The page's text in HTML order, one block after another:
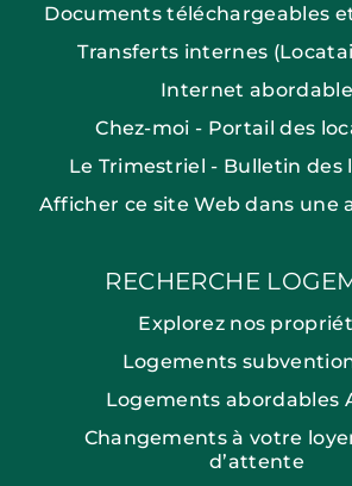
Documents téléchargeables
Transferts internes
Internet abordable
Chez-moi - Portail des
Le Trimestriel - Bulletin des
Afficher ce site Web dans une
RECHERCHE
Explorez nos
Logements
Logements abordables
Changements à votre
d’attente